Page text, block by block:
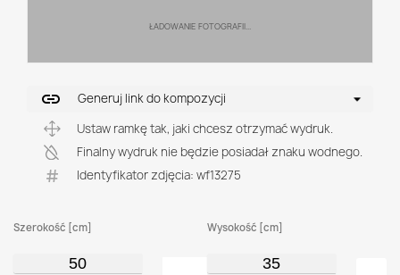
ŁADOWANIE FOTOGRAFII...
link
Generuj link do kompozycji
Ustaw ramkę tak, jaki chcesz otrzymać wydruk.
Finalny wydruk nie będzie posiadał znaku wodnego.
Identyfikator zdjęcia: wf13275
Szerokość [cm] Wysokość [cm]